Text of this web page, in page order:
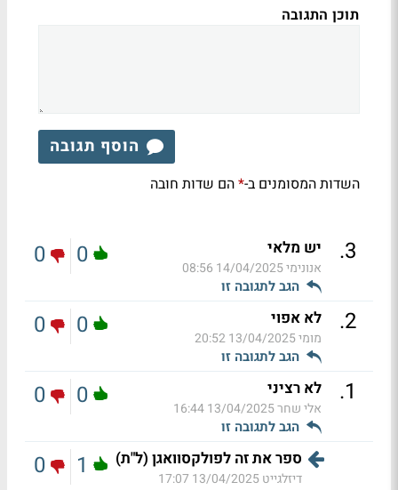
תוכן התגובה
הוסף תגובה
השדות המסומנים ב-*הם שדות חובה
3
. יש מלאי
אנונימי14/04/2025 08:56
הגב לתגובה זו
0
0
2
. לא אפוי
מומי13/04/2025 20:52
הגב לתגובה זו
0
0
1
. לא רציני
אלי שחר13/04/2025 16:44
הגב לתגובה זו
0
0
ספר את זה לפולקסוואגן (ל"ת)
דיזלגייט13/04/2025 17:07
1
0